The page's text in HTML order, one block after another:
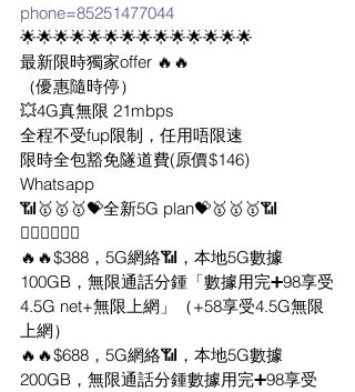
phone=85251477044
🌟🌟🌟🌟🌟🌟🌟🌟🌟🌟🌟🌟🌟🌟
最新限時獨家offer 🔥🔥
（優惠隨時停）
💥4G真無限 21mbps
全程不受fup限制，任用唔限速
限時全包豁免隧道費(原價$146)
Whatsapp
📶🥇🥇🥇💝全新5G plan💝🥇🥇🥇📶
👇🏻👇🏻👇🏻
🔥🔥$388，5G網絡📶，本地5G數據
100GB，無限通話分鍾「數據用完➕98享受
4.5G net+無限上網」（+58享受4.5G無限
上網）
🔥🔥$688，5G網絡📶，本地5G數據
200GB，無限通話分鍾數據用完➕98享受